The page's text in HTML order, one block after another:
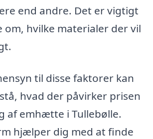
end andre. Det er vigtigt
om, hvilke materialer der vil
til disse faktorer kan
hvad der påvirker prisen
af emhætte i Tullebølle.
hjælper dig med at finde